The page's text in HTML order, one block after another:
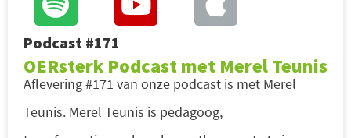
Podcast #171
OERsterk Podcast met Merel Teunis
Aflevering #171 van onze podcast is met Merel
Teunis. Merel Teunis is pedagoog,